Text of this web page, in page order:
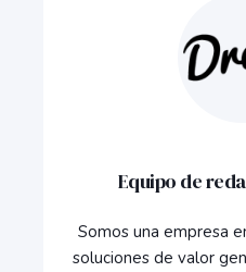
Equipo de
Somos una empresa
soluciones de valor